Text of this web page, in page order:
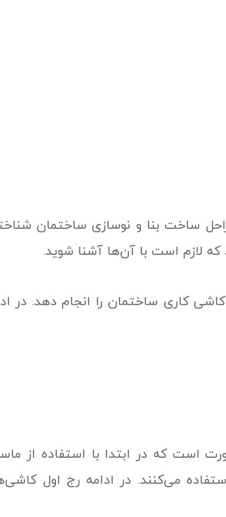
ساخت بنا و نوسازی ساختمان
لازم است با آن‌ها آشنا شوید.
کاری ساختمان را انجام دهد. در
است که در ابتدا با استفاده از
می‌کنند. در ادامه رج اول